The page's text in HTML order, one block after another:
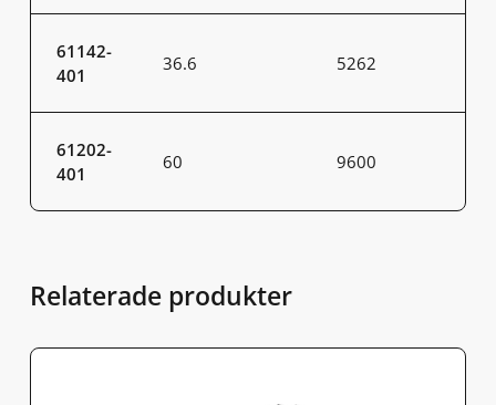
61142-
401
36.6 5262
61202-
401
60 9600
Relaterade produkter